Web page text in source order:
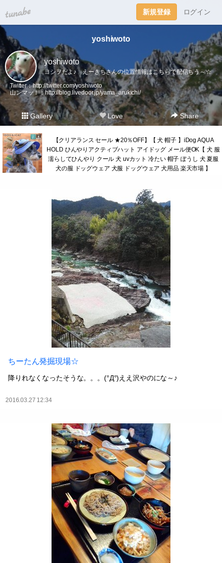
tuna.be 新規登録 ログイン
yoshiwoto
yoshiwoto
ヨシヲだよ♪ えーきちさんの位置情報はこちらで配信ちう～☆
Twitter：http://twitter.com/yoshiwoto
山ンマッ！：http://blog.livedoor.jp/yama_arukichi/
Gallery Love Share
【クリアランス セール ★20％OFF】【 犬 帽子 】iDog AQUA
HOLD ひんやりアクティブハット アイドッグ メール便OK【 犬 服
濡らしてひんやり クール 犬 uvカット 冷たい 帽子 ぼうし 犬 夏服
犬の服 ドッグウェア 犬服 ドッグウェア 犬用品 楽天市場 】
ちーたん発掘現場☆
降りれなくなったそうな。。。(°Д°)ええ沢やのにな～♪
2016.03.27 12:34